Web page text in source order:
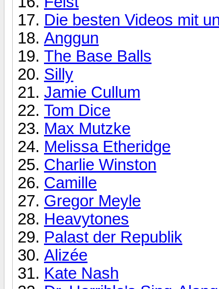
Die besten Videos mit
Anggun
The Base Balls
Silly
Jamie Cullum
Tom Dice
Max Mutzke
Melissa Etheridge
Charlie Winston
Camille
Gregor Meyle
Heavytones
Palast der Republik
Alizée
Kate Nash